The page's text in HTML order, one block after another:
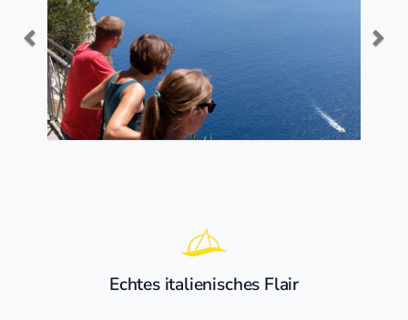
Echtes italienisches Flair